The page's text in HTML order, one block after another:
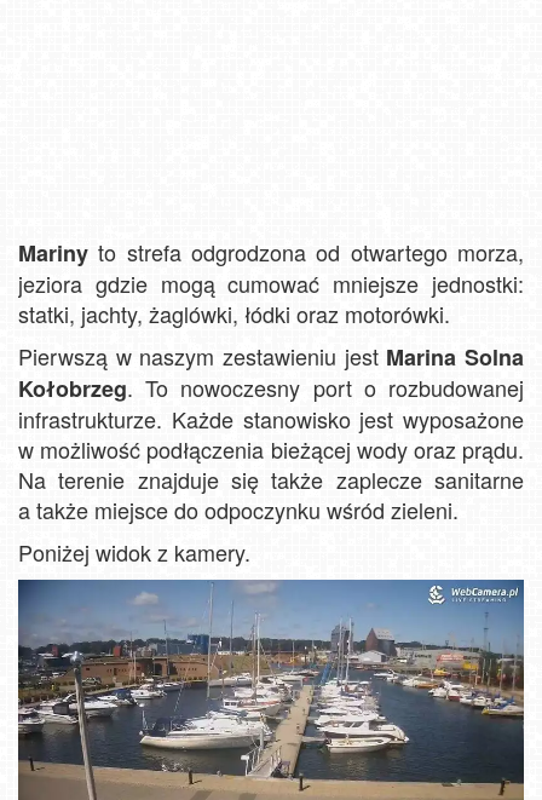
Mariny to strefa odgrodzona od otwartego morza,
jeziora gdzie mogą cumować mniejsze jednostki:
statki, jachty, żaglówki, łódki oraz motorówki.
Pierwszą w naszym zestawieniu jest Marina Solna
Kołobrzeg. To nowoczesny port o rozbudowanej
infrastrukturze. Każde stanowisko jest wyposażone
w możliwość podłączenia bieżącej wody oraz prądu.
Na terenie znajduje się także zaplecze sanitarne
a także miejsce do odpoczynku wśród zieleni.
Poniżej widok z kamery.